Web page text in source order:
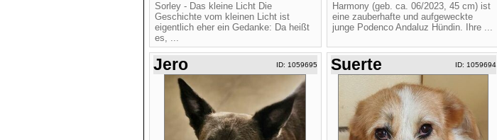
Sorley - Das kleine Licht Die
Geschichte vom kleinen Licht ist
eigentlich eher ein Gedanke: Da heißt
es, ...
Harmony (geb. ca. 06/2023, 45 cm) ist
eine zauberhafte und aufgeweckte
junge Podenco Andaluz Hündin. Ihre ...
Jero ID: 1059695 Suerte ID: 1059694